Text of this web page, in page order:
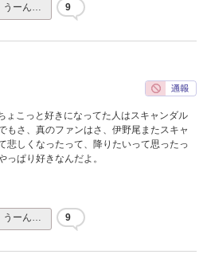
うーん… 9
ょこっと好きになってた人はスキャンダル
もさ、真のファンはさ、伊野尾またスキャ
悲しくなったって、降りたいって思ったっ
っぱり好きなんだよ。
うーん… 9